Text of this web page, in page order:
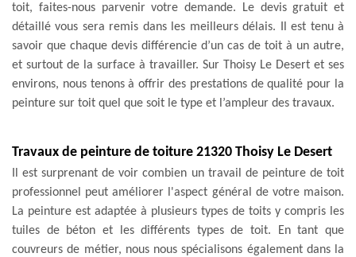
toit, faites-nous parvenir votre demande. Le devis gratuit et
détaillé vous sera remis dans les meilleurs délais. Il est tenu à
savoir que chaque devis différencie d’un cas de toit à un autre,
et surtout de la surface à travailler. Sur Thoisy Le Desert et ses
environs, nous tenons à offrir des prestations de qualité pour la
peinture sur toit quel que soit le type et l’ampleur des travaux.
Travaux de peinture de toiture 21320 Thoisy Le Desert
Il est surprenant de voir combien un travail de peinture de toit
professionnel peut améliorer l'aspect général de votre maison.
La peinture est adaptée à plusieurs types de toits y compris les
tuiles de béton et les différents types de toit. En tant que
couvreurs de métier, nous nous spécialisons également dans la